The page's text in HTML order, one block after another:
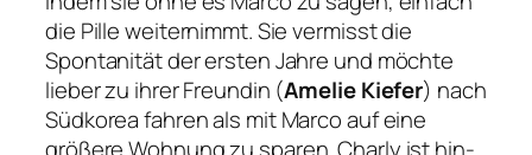
die Pille weiternimmt. Sie vermisst die
Spontanität der ersten Jahre und möchte
lieber zu ihrer Freundin (Amelie Kiefer) nach
Südkorea fahren als mit Marco auf eine